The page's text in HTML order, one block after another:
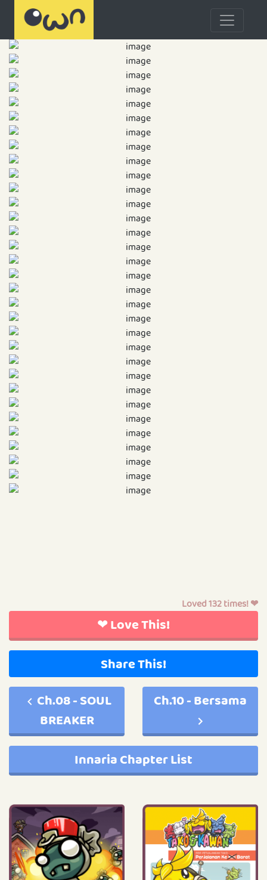
Loved 132 times! ❤
❤ Love This!
Share This!
Ch.08 - SOUL
BREAKER
Ch.10 - Bersama
Innaria Chapter List